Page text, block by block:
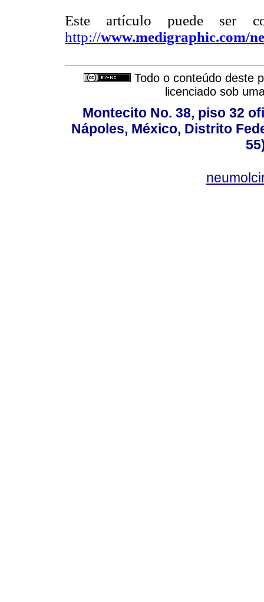
Este artículo puede ser
http://www.medigraphic.com/
Todo o conteúdo deste
licenciado sob
Montecito No. 38, piso 32
Nápoles, México, Distrito